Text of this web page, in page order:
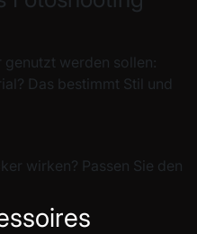
werden sollen:
Das bestimmt Stil und
wirken? Passen Sie den